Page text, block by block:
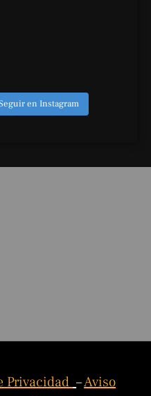
en Instagram
Privacidad –Aviso